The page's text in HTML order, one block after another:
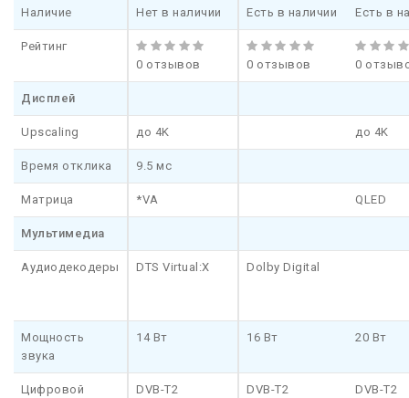
Наличие Нет в наличии Есть в наличии Есть в
Рейтинг
0 отзывов
0 отзывов 0
Дисплей
Upscaling до 4K до 4K
Время отклика 9.5 мс
Матрица *VA QLED
Мультимедиа
Аудиодекодеры DTS Virtual:X Dolby Digital
Мощность
звука
14 Вт 16 Вт 20 Вт
Цифровой
DVB-T2
DVB-T2
DVB-T2